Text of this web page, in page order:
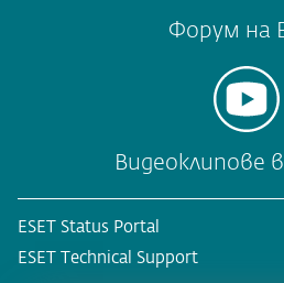
Форум на
Видеоклипове
ESET Status Portal
ESET Technical Support